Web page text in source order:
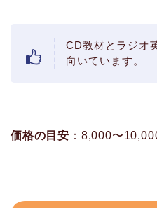
CD教材とラジオ
向いています。
価格の目安 ：8,000〜